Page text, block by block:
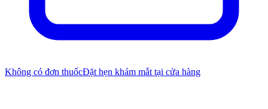
Không có đơn thuốcĐặt hẹn khám mắt tại cửa hàng